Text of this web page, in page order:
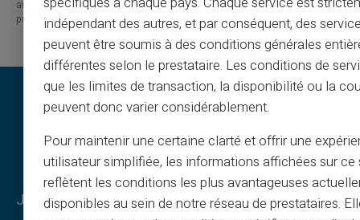
are linked to errors, omissions or the interpretation of the information
published.
Juridiske oplysninger & vilkår
indépendant des autres, et par conséquent, des
peuvent être soumis à des conditions générales
différentes selon le prestataire. Les conditions de
que les limites de transaction, la disponibilité ou la
peuvent donc varier considérablement.
Pour maintenir une certaine clarté et offrir une
utilisateur simplifiée, les informations affichées sur ce
reflètent les conditions les plus avantageuses
disponibles au sein de notre réseau de prestataires.